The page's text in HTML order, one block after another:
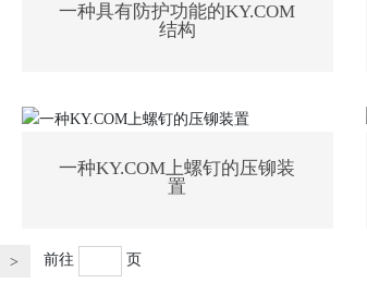
一种具有防护功能的KY.COM
结构
一种KY.COM上螺钉的压铆装
置
> 前往 页